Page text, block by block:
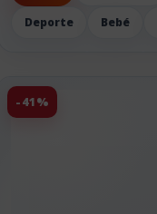
Deporte Bebé
-41%